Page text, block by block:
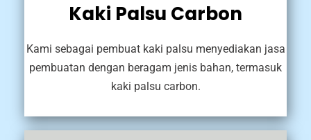
Kaki Palsu Carbon
Kami sebagai pembuat kaki palsu menyediakan jasa
pembuatan dengan beragam jenis bahan, termasuk
kaki palsu carbon.